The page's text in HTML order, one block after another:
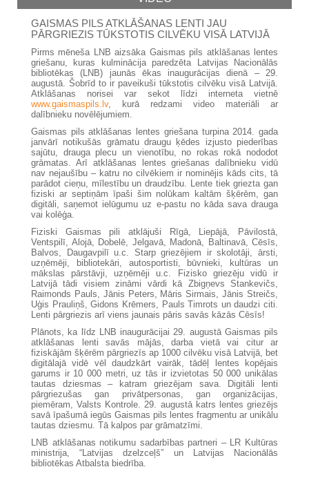
GAISMAS PILS ATKLĀŠANAS LENTI JAU
PĀRGRIEZIS TŪKSTOTIS CILVĒKU VISĀ LATVIJĀ
Pirms mēneša LNB aizsāka Gaismas pils atklāšanas lentes
griešanu, kuras kulminācija paredzēta Latvijas Nacionālās
bibliotēkas (LNB) jaunās ēkas inaugurācijas dienā – 29.
augustā. Šobrīd to ir paveikuši tūkstotis cilvēku visā Latvijā.
Atklāšanas norisei var sekot līdzi interneta vietnē
www.gaismaspils.lv, kurā redzami video materiāli ar
dalībnieku novēlējumiem.
Gaismas pils atklāšanas lentes griešana turpina 2014. gada
janvārī notikušās grāmatu draugu ķēdes izjusto piederības
sajūtu, drauga plecu un vienotību, no rokas rokā nododot
grāmatas. Arī atklāšanas lentes griešanas dalībnieku vidū
nav nejaušību – katru no cilvēkiem ir nominējis kāds cits, tā
parādot cieņu, mīlestību un draudzību. Lente tiek griezta gan
fiziski ar septiņām īpaši šim nolūkam kaltām šķērēm, gan
digitāli, saņemot ielūgumu uz e-pastu no kāda sava drauga
vai kolēģa.
Fiziski Gaismas pili atklājuši Rīgā, Liepājā, Pāvilostā,
Ventspilī, Alojā, Dobelē, Jelgavā, Madonā, Baltinavā, Cēsīs,
Balvos, Daugavpilī u.c. Starp griezējiem ir skolotāji, ārsti,
uzņēmēji, bibliotekāri, autosportisti, būvnieki, kultūras un
mākslas pārstāvji, uzņēmēji u.c. Fizisko griezēju vidū ir
Latvijā tādi visiem zināmi vārdi kā Zbigņevs Stankevičs,
Raimonds Pauls, Jānis Peters, Māris Sirmais, Jānis Streičs,
Uģis Prauliņš, Gidons Krēmers, Pauls Timrots un daudzi citi.
Lenti pārgriezis arī viens jaunais pāris savās kāzās Cēsīs!
Plānots, ka līdz LNB inaugurācijai 29. augustā Gaismas pils
atklāšanas lenti savās mājās, darba vietā vai citur ar
fiziskājām šķērēm pārgriezīs ap 1000 cilvēku visā Latvijā, bet
digitālajā vidē vēl daudzkārt vairāk, tādēļ lentes kopējais
garums ir 10 000 metri, uz tās ir izvietotas 50 000 unikālas
tautas dziesmas – katram griezējam sava. Digitāli lenti
pārgriezušas gan privātpersonas, gan organizācijas,
piemēram, Valsts Kontrole. 29. augustā katrs lentes griezējs
savā īpašumā iegūs Gaismas pils lentes fragmentu ar unikālu
tautas dziesmu. Tā kalpos par grāmatzīmi.
LNB atklāšanas notikumu sadarbības partneri – LR Kultūras
ministrija, “Latvijas dzelzceļš” un Latvijas Nacionālās
bibliotēkas Atbalsta biedrība.